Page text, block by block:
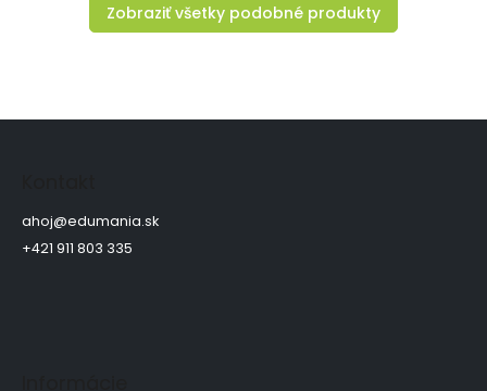
Zobraziť všetky podobné produkty
Z
ahoj@edumania.sk
+421 911 803 335